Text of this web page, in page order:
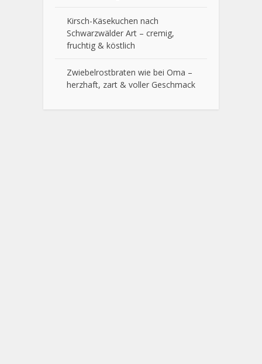
Kirsch-Käsekuchen nach
Schwarzwälder Art – cremig,
fruchtig & köstlich
Zwiebelrostbraten wie bei Oma –
herzhaft, zart & voller Geschmack